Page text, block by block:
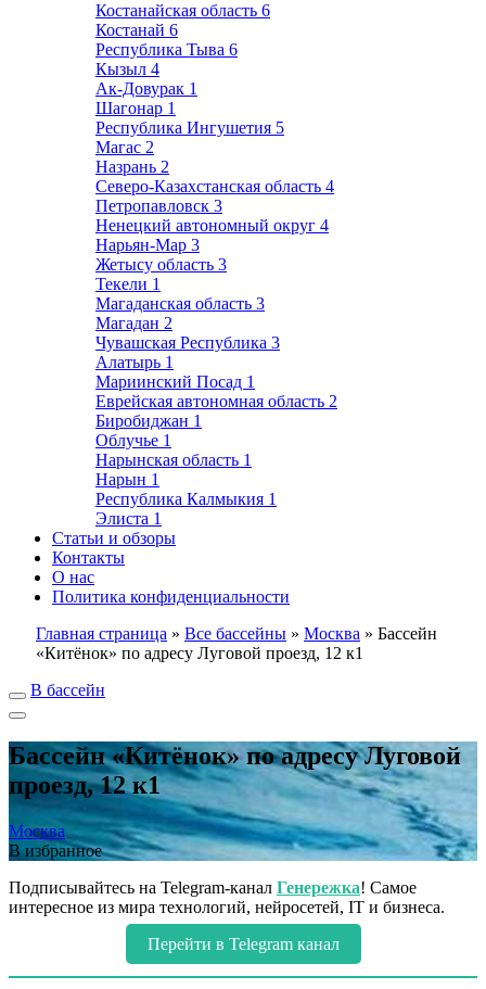
Костанайская область 6
Костанай 6
Республика Тыва 6
Кызыл 4
Ак-Довурак 1
Шагонар 1
Республика Ингушетия 5
Магас 2
Назрань 2
Северо-Казахстанская область 4
Петропавловск 3
Ненецкий автономный округ 4
Нарьян-Мар 3
Жетысу область 3
Текели 1
Магаданская область 3
Магадан 2
Чувашская Республика 3
Алатырь 1
Мариинский Посад 1
Еврейская автономная область 2
Биробиджан 1
Облучье 1
Нарынская область 1
Нарын 1
Республика Калмыкия 1
Элиста 1
Статьи и обзоры
Контакты
О нас
Политика конфиденциальности
Главная страница » Все бассейны » Москва » Бассейн
«Китёнок» по адресу Луговой проезд, 12 к1
В бассейн
Бассейн «Китёнок» по адресу Луговой
проезд, 12 к1
Москва
В избранное
Подписывайтесь на Telegram-канал Генережка! Самое
интересное из мира технологий, нейросетей, IT и бизнеса.
Перейти в Telegram канал